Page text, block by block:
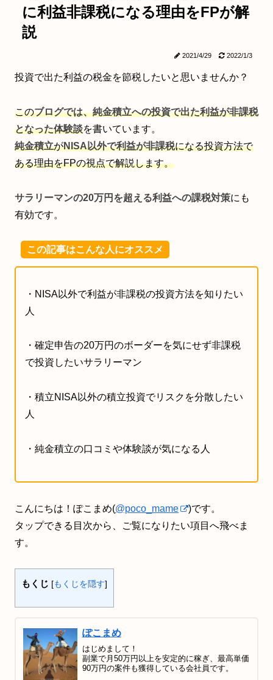
に利益非課税になる理由をFPが解
説
2021/4/29 2022/1/3
投資で出た利益の税金を節税したいと思いませんか？
このブログでは、純金積立への投資で出た利益が非課税
となった体験談を書いています。
純金積立がNISA以外で利益が非課税になる投資方法で
ある理由をFPの視点で解説します。
サラリーマンの20万円を超える利益への課税対策にも
有効です。
この記事はこんな人にオススメ
・NISA以外で利益が非課税の投資方法を知りたい
人
・確定申告の20万円のボーダーを気にせず非課税
で投資したいサラリーマン
・積立NISA以外の積立投資でリスクを分散したい
人
・純金積立の口コミや体験談が気になる人
こんにちは！ぽこまめ(@poco_mame
)です。
タップできる目次から、ご覧になりたい項目へ飛べま
す。
もくじ [もくじを隠す]
ぽこまめ
はじめまして！
副業で月50万円以上を安定的に稼ぎ、最高単価
90万円の案件も獲得している会社員です。